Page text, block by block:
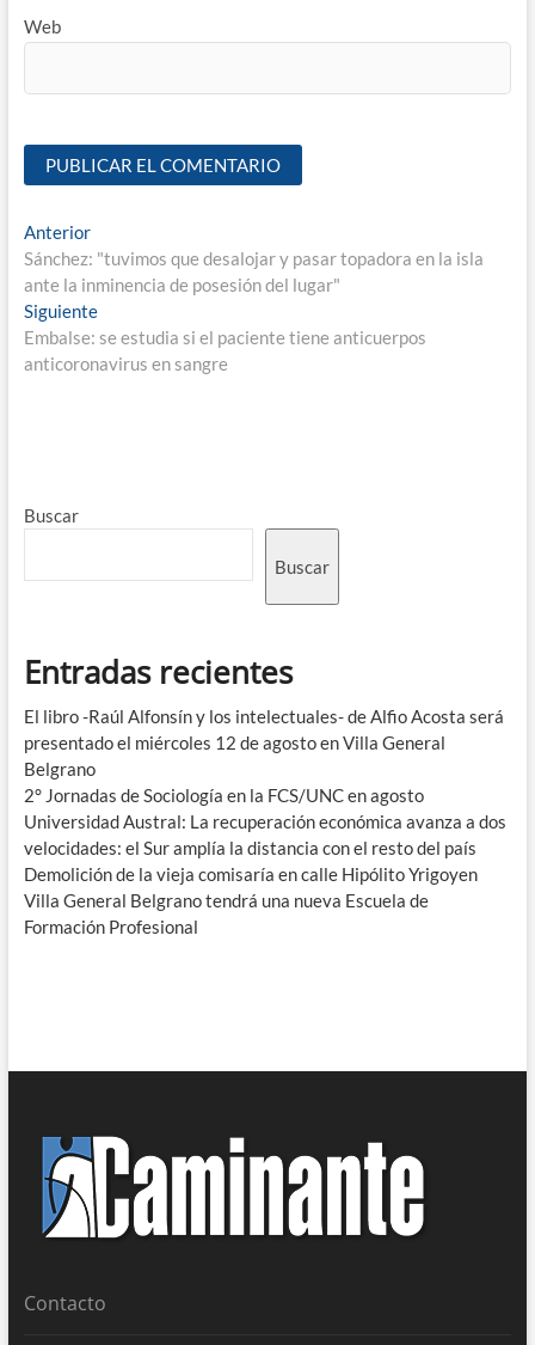
Web
Anterior
Sánchez: "tuvimos que desalojar y pasar topadora en la isla
ante la inminencia de posesión del lugar"
Siguiente
Embalse: se estudia si el paciente tiene anticuerpos
anticoronavirus en sangre
Buscar
Buscar
Entradas recientes
El libro -Raúl Alfonsín y los intelectuales- de Alfio Acosta será
presentado el miércoles 12 de agosto en Villa General
Belgrano
2° Jornadas de Sociología en la FCS/UNC en agosto
Universidad Austral: La recuperación económica avanza a dos
velocidades: el Sur amplía la distancia con el resto del país
Demolición de la vieja comisaría en calle Hipólito Yrigoyen
Villa General Belgrano tendrá una nueva Escuela de
Formación Profesional
Contacto